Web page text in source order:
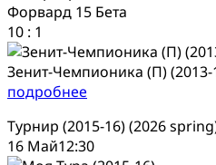
Форвард 15 Бета
10 : 1
Зенит-Чемпионика (П) (2013-
подробнее
Турнир (2015-16) (2026
16 Май12:30